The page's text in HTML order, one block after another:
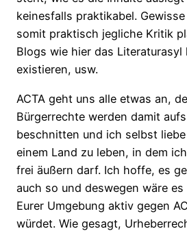
keinesfalls praktikabel.
somit praktisch jegliche Kritik
Blogs wie hier das
existieren, usw.
ACTA geht uns alle etwas an,
Bürgerrechte werden damit
beschnitten und ich selbst
einem Land zu leben, in dem
frei äußern darf. Ich hoffe, es
auch so und deswegen wäre
Eurer Umgebung aktiv gegen
würdet. Wie gesagt,